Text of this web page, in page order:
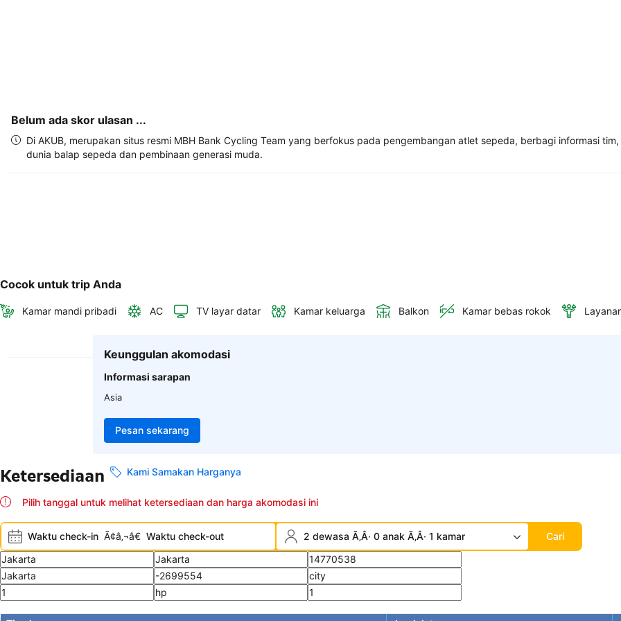
Belum ada skor ulasan ...
Di AKUB, merupakan situs resmi MBH Bank Cycling Team yang berfokus pada pengembangan atlet sepeda, berbagi informasi
dunia balap sepeda dan pembinaan generasi muda.
Cocok untuk trip Anda
Kamar mandi pribadi AC TV layar datar Kamar keluarga Balkon Kamar bebas rokok
Keunggulan akomodasi
Informasi sarapan
Asia
Pesan sekarang
Ketersediaan Kami Samakan Harganya
Pilih tanggal untuk melihat ketersediaan dan harga akomodasi ini
Waktu check-in Ã¢â‚¬â€ Waktu check-out 2 dewasa Ã‚Â· 0 anak Ã‚Â· 1 kamar Cari